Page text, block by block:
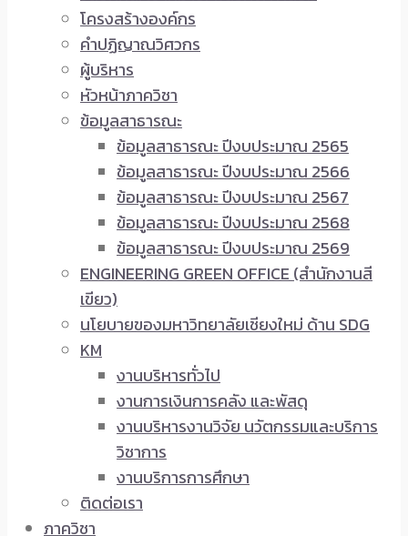
โครงสร้างองค์กร
คำปฏิญาณวิศวกร
ผู้บริหาร
หัวหน้าภาควิชา
ข้อมูลสาธารณะ
ข้อมูลสาธารณะ ปีงบประมาณ 2565
ข้อมูลสาธารณะ ปีงบประมาณ 2566
ข้อมูลสาธารณะ ปีงบประมาณ 2567
ข้อมูลสาธารณะ ปีงบประมาณ 2568
ข้อมูลสาธารณะ ปีงบประมาณ 2569
ENGINEERING GREEN OFFICE (สำนักงานสี
เขียว)
นโยบายของมหาวิทยาลัยเชียงใหม่ ด้าน SDG
KM
งานบริหารทั่วไป
งานการเงินการคลัง และพัสดุ
งานบริหารงานวิจัย นวัตกรรมและบริการ
วิชาการ
งานบริการการศึกษา
ติดต่อเรา
ภาควิชา